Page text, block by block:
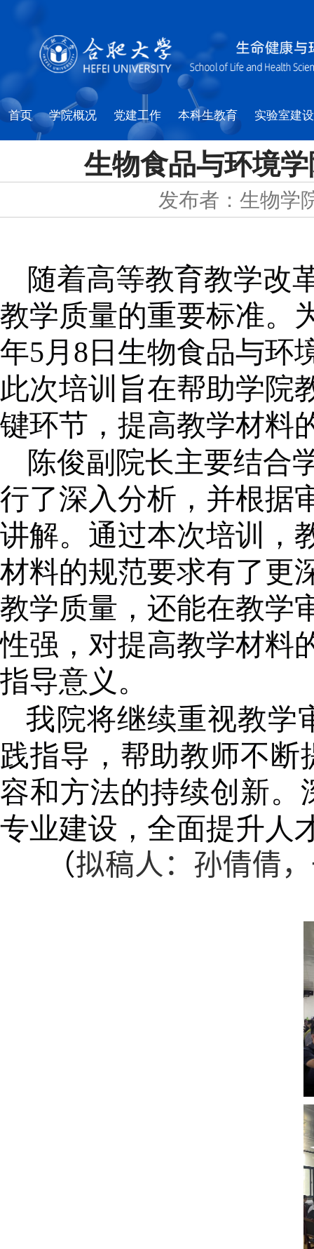
首页 学院概况 党建工作 本科生教育 实验室建设
生物食品与环境
发布者：生物学
随着高等教育教学改
教学质量的重要标准。
年5月 8 日生物食品与环
此次培训旨在帮助学院
键环节，提高教学材料
陈俊副院长主要结合
行了深入分析，并根据
讲解。通过本次培训，
材料的规范要求有了更
教学质量，还能在教学
性强，对提高教学材料
指导意义。
我院将继续重视教学
践指导，帮助教师不
容和方法的持续创新
专业建设，全面提升人
（拟稿人：孙倩倩